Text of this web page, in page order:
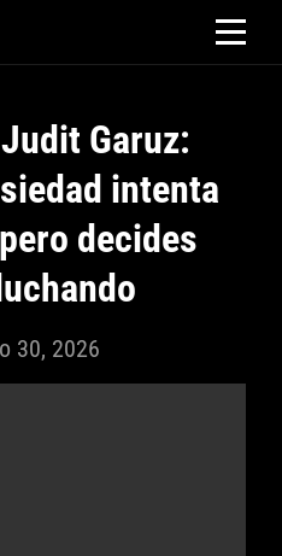
Garuz:
intenta
decides
30, 2026